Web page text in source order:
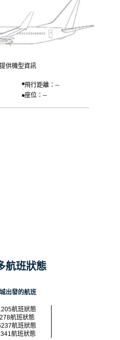
供機型資訊
飛行距離：--
座位：--
航班狀態
出發的航班
航班狀態
航班狀態
航班狀態
航班狀態